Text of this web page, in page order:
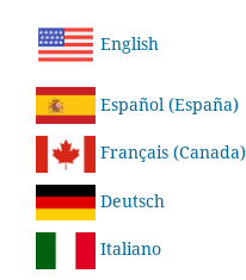
English
Español (España)
Français (Canada)
Deutsch
Italiano